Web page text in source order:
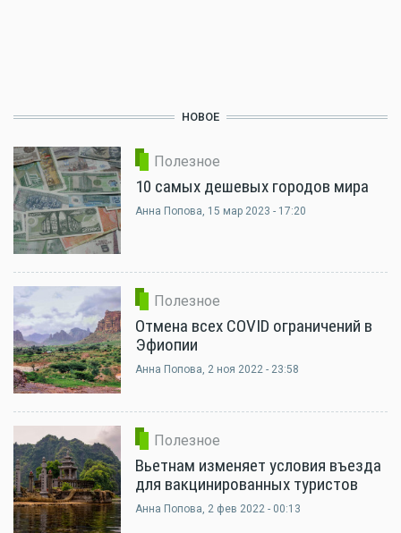
НОВОЕ
Полезное
10 самых дешевых городов мира
Анна Попова, 15 мар 2023 - 17:20
Полезное
Отмена всех COVID ограничений в
Эфиопии
Анна Попова, 2 ноя 2022 - 23:58
Полезное
Вьетнам изменяет условия въезда
для вакцинированных туристов
Анна Попова, 2 фев 2022 - 00:13